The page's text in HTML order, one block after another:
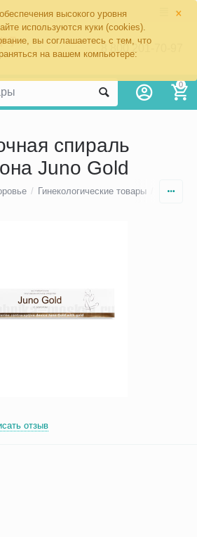
×
высокого уровня
используются куки (cookies).
вы соглашаетесь с тем, что
на вашем компьютере:8 800 201-70-97
0
спираль
Juno Gold
/ Гинекологические товары
отзыв